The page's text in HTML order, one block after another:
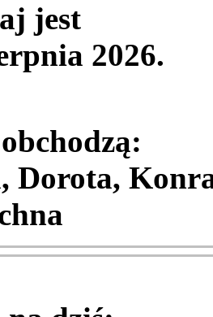
jest
2026.